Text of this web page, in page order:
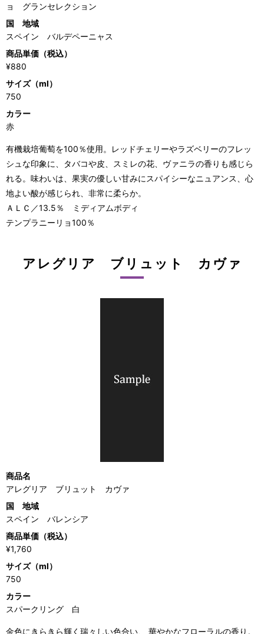
ョ グランセレクション
国 地域
スペイン バルデペーニャス
商品単価（税込）
¥880
サイズ（ml）
750
カラー
赤
有機栽培葡萄を100％使用。レッドチェリーやラズベリーのフレッ
シュな印象に、タバコや皮、スミレの花、ヴァニラの香りも感じら
れる。味わいは、果実の優しい甘みにスパイシーなニュアンス、心
地よい酸が感じられ、非常に柔らか。
ＡＬＣ／13.5％ ミディアムボディ
テンプラニーリョ100％
アレグリア ブリュット カヴァ
商品名
アレグリア ブリュット カヴァ
国 地域
スペイン バレンシア
商品単価（税込）
¥1,760
サイズ（ml）
750
カラー
スパークリング 白
金色にきらきら輝く瑞々しい色合い、 華やかなフローラルの香り。